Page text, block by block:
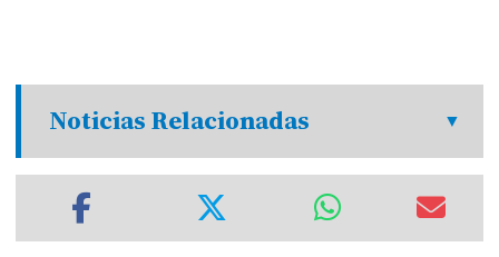
Noticias Relacionadas